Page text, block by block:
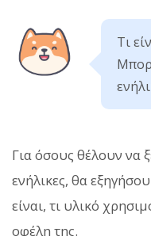
Τι
Για όσους θέλουν να
ενήλικες, θα
είναι, τι υλικό
οφέλη της.